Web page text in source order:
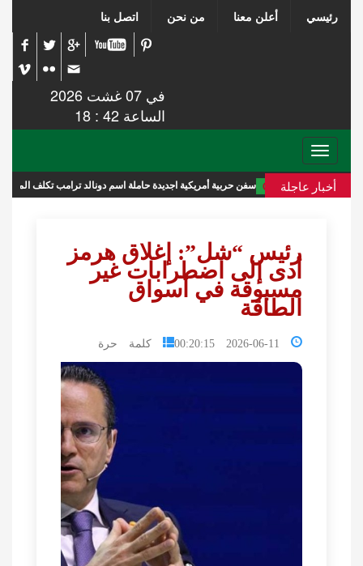
رئيسي أعلن معنا من نحن اتصل بنا
في 07 غشت 2026
الساعة 42 : 18
Toggle
navigation
أخبار عاجلةسفن حربية أمريكية اجديدة حاملة اسم دونالد ترامب تكلف الميزانية 275 مليار دولار
رئيس “شل”: إغلاق هرمز
أدى إلى اضطرابات غير
مسبوقة في أسواق
الطاقة
2026-06-11 00:20:15 كلمة حرة